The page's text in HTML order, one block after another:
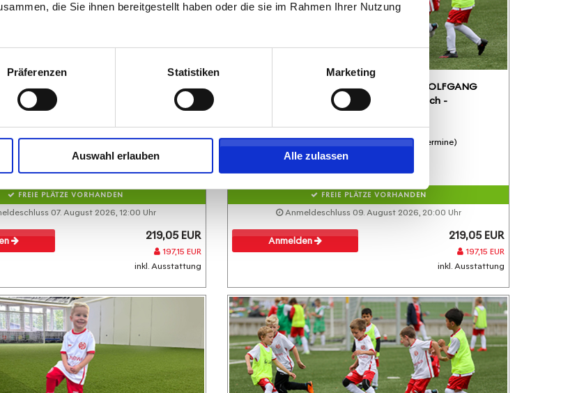
die Sie ihnen bereitgestellt haben oder die sie im Rahmen Ihrer Nutzung
Präferenzen Statistiken Marketing
Auswahl erlauben Alle zulassen
05ER Ballschule im "Soccercage" Mainz
Für Kinder im Alter von 4-5 Jahren -
DIENSTAG -
05ER Fußballschule
Hallentraining Ballschule
18.08.2026 bis 20.10.2026 (8 Termine)
FREIE PLÄTZE VORHANDEN
07. August 2026, 12:00 Uhr
219,05 EUR
197,15 EUR
inkl. Ausstattung
Fördertraining auf dem WOLFGANG
FRANK CAMPUS - Mittwoch -
05ER Fußballschule
Fördertraining
19.08.2026 bis 21.10.2026 (8 Termine)
FREIE PLÄTZE VORHANDEN
Anmeldeschluss 09. August 2026, 20:00 Uhr
Anmelden 219,05 EUR
197,15 EUR
inkl. Ausstattung